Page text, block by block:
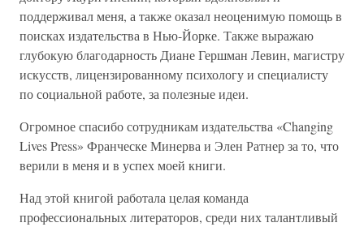
поддерживал меня, а также оказал неоценимую помощь в
поисках издательства в Нью-Йорке. Также выражаю
глубокую благодарность Диане Гершман Левин, магистру
искусств, лицензированному психологу и специалисту
по социальной работе, за полезные идеи.
Огромное спасибо сотрудникам издательства «Changing
Lives Press» Франческе Минерва и Элен Ратнер за то, что
верили в меня и в успех моей книги.
Над этой книгой работала целая команда
профессиональных литераторов, среди них талантливый